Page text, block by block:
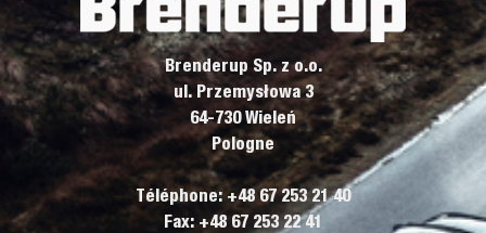
Brenderup Sp. z o.o.
ul. Przemysłowa 3
64-730 Wieleń
Pologne
Téléphone: +48 67 253 21 40
Fax: +48 67 253 22 41